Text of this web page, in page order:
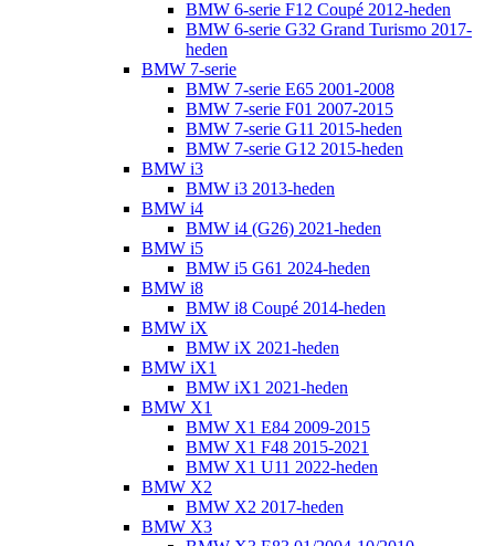
BMW 6-serie F12 Coupé 2012-heden
BMW 6-serie G32 Grand Turismo 2017-
heden
BMW 7-serie
BMW 7-serie E65 2001-2008
BMW 7-serie F01 2007-2015
BMW 7-serie G11 2015-heden
BMW 7-serie G12 2015-heden
BMW i3
BMW i3 2013-heden
BMW i4
BMW i4 (G26) 2021-heden
BMW i5
BMW i5 G61 2024-heden
BMW i8
BMW i8 Coupé 2014-heden
BMW iX
BMW iX 2021-heden
BMW iX1
BMW iX1 2021-heden
BMW X1
BMW X1 E84 2009-2015
BMW X1 F48 2015-2021
BMW X1 U11 2022-heden
BMW X2
BMW X2 2017-heden
BMW X3